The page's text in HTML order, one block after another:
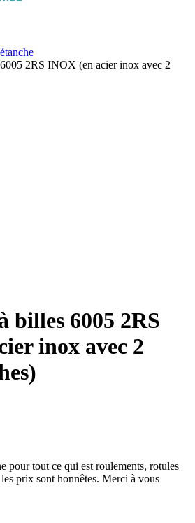
2RS INOX (en acier inox avec 2
billes 6005 2RS
inox avec 2
pour tout ce qui est roulements, rotules
prix sont honnêtes. Merci à vous